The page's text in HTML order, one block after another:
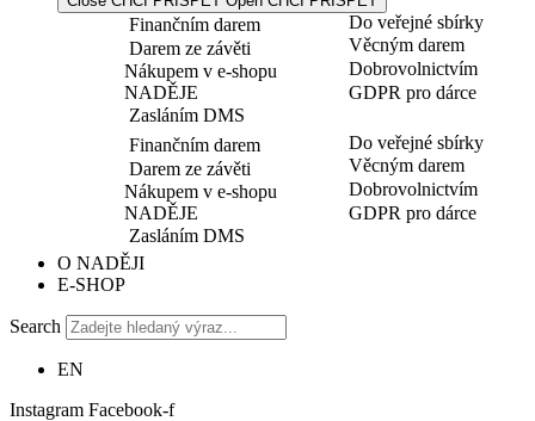
Finančním darem
Darem ze závěti
Nákupem v e-shopu
NADĚJE
Zasláním DMS
Do veřejné sbírky
Věcným darem
Dobrovolnictvím
GDPR pro dárce
Finančním darem
Darem ze závěti
Nákupem v e-shopu
NADĚJE
Zasláním DMS
Do veřejné sbírky
Věcným darem
Dobrovolnictvím
GDPR pro dárce
O NADĚJI
E-SHOP
Search
EN
Instagram Facebook-f